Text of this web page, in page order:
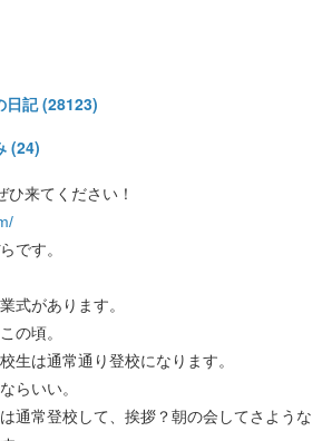
日記 (28123)
(24)
来てください！​​​
です。
式があります。
の頃。
生は通常通り登校になります。
らいい。
通常登校して、挨拶？朝の会してさような